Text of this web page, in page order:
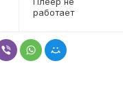
работает